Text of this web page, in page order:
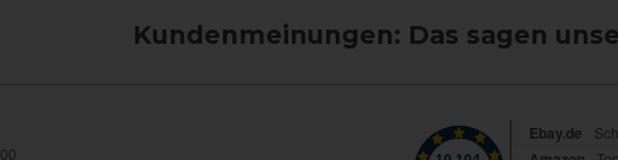
Kundenmeinungen: Das sagen